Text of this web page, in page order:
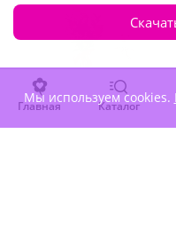
5(40)
Главная Каталог
Мы используем cookies.